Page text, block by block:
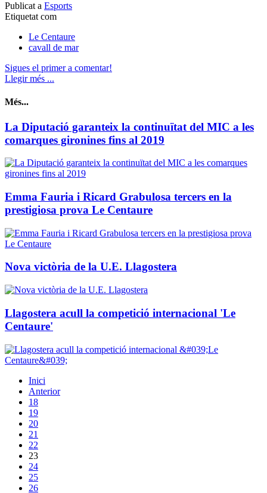
Publicat a Esports
Etiquetat com
Le Centaure
cavall de mar
Sigues el primer a comentar!
Llegir més ...
Més...
La Diputació garanteix la continuïtat del MIC a les
comarques gironines fins al 2019
Emma Fauria i Ricard Grabulosa tercers en la
prestigiosa prova Le Centaure
Nova victòria de la U.E. Llagostera
Llagostera acull la competició internacional 'Le
Centaure'
Inici
Anterior
18
19
20
21
22
23
24
25
26